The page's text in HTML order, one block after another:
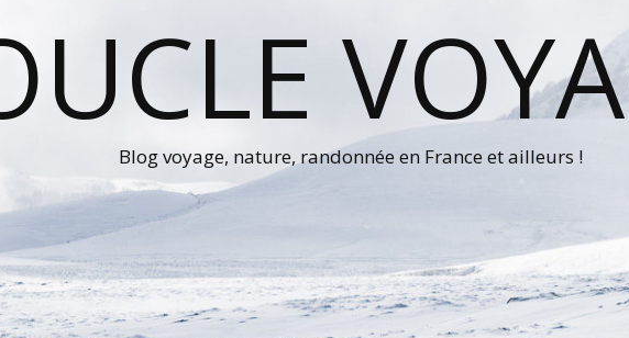
Blog voyage, nature, randonnée en France et ailleurs !